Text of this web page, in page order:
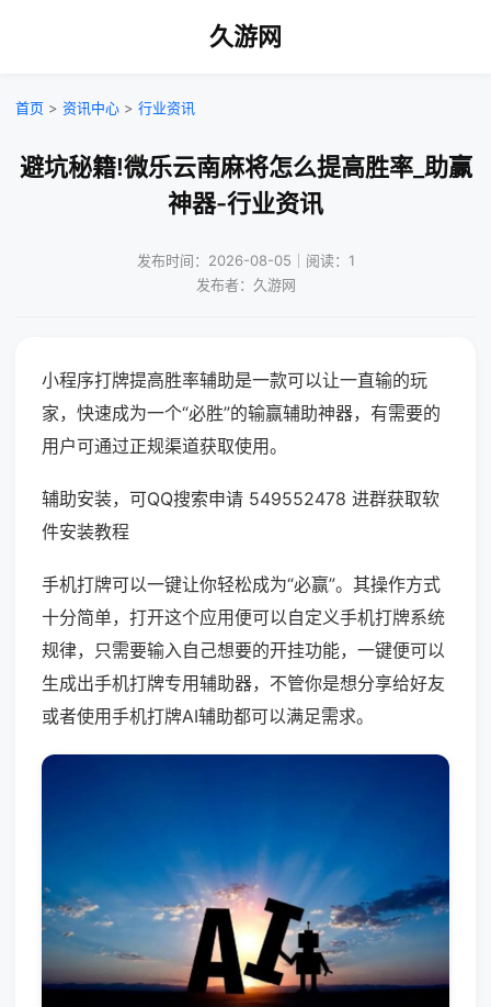
久游网
首页 > 资讯中心 > 行业资讯
避坑秘籍!微乐云南麻将怎么提高胜率_助赢
神器-行业资讯
发布时间：2026-08-05｜阅读：1
发布者：久游网
小程序打牌提高胜率辅助是一款可以让一直输的玩
家，快速成为一个“必胜”的输赢辅助神器，有需要的
用户可通过正规渠道获取使用。
辅助安装，可QQ搜索申请 549552478 进群获取软
件安装教程
手机打牌可以一键让你轻松成为“必赢”。其操作方式
十分简单，打开这个应用便可以自定义手机打牌系统
规律，只需要输入自己想要的开挂功能，一键便可以
生成出手机打牌专用辅助器，不管你是想分享给好友
或者使用手机打牌AI辅助都可以满足需求。